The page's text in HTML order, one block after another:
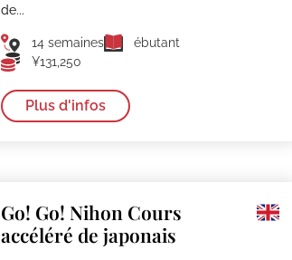
de...
14 semaines
ébutant
¥131,250
Plus d'infos
Go! Go! Nihon Cours
accéléré de japonais